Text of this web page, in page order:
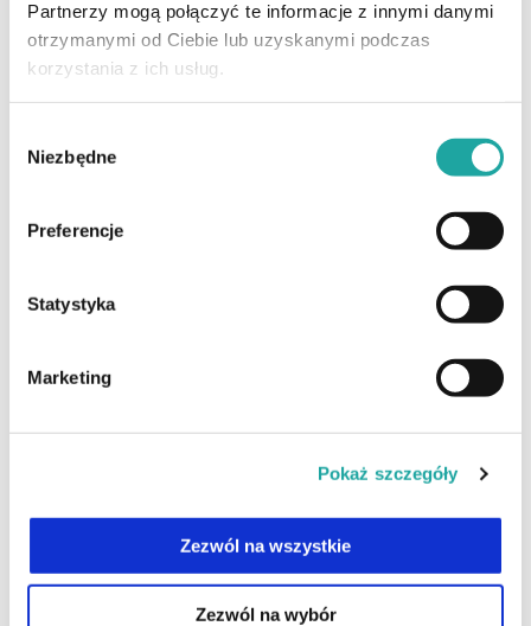
Partnerzy mogą połączyć te informacje z innymi danymi
otrzymanymi od Ciebie lub uzyskanymi podczas
korzystania z ich usług.
zgody
Niezbędne
Preferencje
Statystyka
Marketing
Pokaż szczegóły
Zezwól na wszystkie
Zezwól na wybór
Przeszczep włosów jest dla mnie zbyt inwazyjnym
rekonwalescencji i oczekiwania na rezultat.
AKTUALNOŚCI